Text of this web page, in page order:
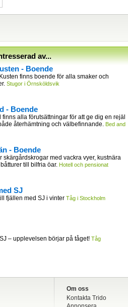
av...
- Boende
finns boende för alla smaker och
Stugor i Örnsköldsvik
- Boende
finns alla förutsättningar för att ge dig en rejäl
återhämtning och välbefinnande. Bed and
- Boende
skärgårdskrogar med vackra vyer, kustnära
till bilfria öar. Hotell och pensionat
SJ
fjällen med SJ i vinter Tåg i Stockholm
– upplevelsen börjar på tåget! Tåg
Om oss
Kontakta Trido